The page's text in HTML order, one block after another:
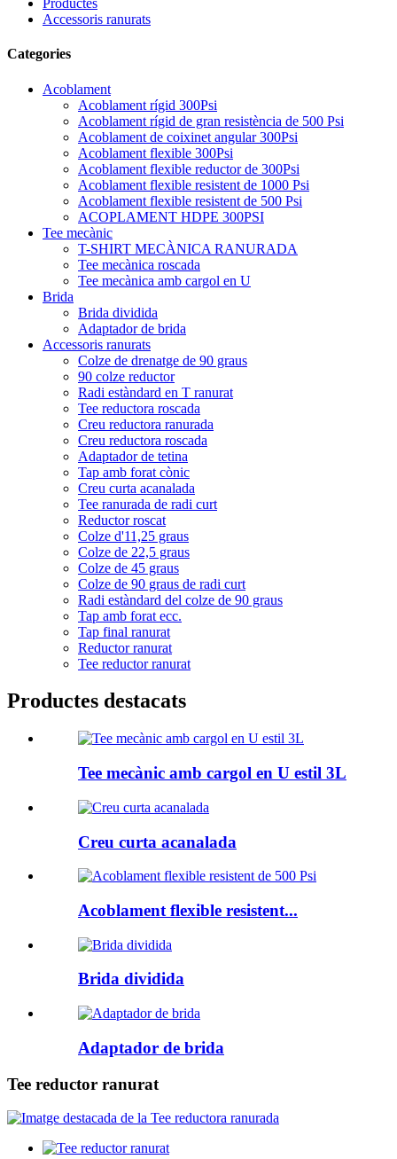
Productes
Accessoris ranurats
Categories
Acoblament
Acoblament rígid 300Psi
Acoblament rígid de gran resistència de 500 Psi
Acoblament de coixinet angular 300Psi
Acoblament flexible 300Psi
Acoblament flexible reductor de 300Psi
Acoblament flexible resistent de 1000 Psi
Acoblament flexible resistent de 500 Psi
ACOPLAMENT HDPE 300PSI
Tee mecànic
T-SHIRT MECÀNICA RANURADA
Tee mecànica roscada
Tee mecànica amb cargol en U
Brida
Brida dividida
Adaptador de brida
Accessoris ranurats
Colze de drenatge de 90 graus
90 colze reductor
Radi estàndard en T ranurat
Tee reductora roscada
Creu reductora ranurada
Creu reductora roscada
Adaptador de tetina
Tap amb forat cònic
Creu curta acanalada
Tee ranurada de radi curt
Reductor roscat
Colze d'11,25 graus
Colze de 22,5 graus
Colze de 45 graus
Colze de 90 graus de radi curt
Radi estàndard del colze de 90 graus
Tap amb forat ecc.
Tap final ranurat
Reductor ranurat
Tee reductor ranurat
Productes destacats
Tee mecànic amb cargol en U estil 3L
Creu curta acanalada
Acoblament flexible resistent...
Brida dividida
Adaptador de brida
Tee reductor ranurat